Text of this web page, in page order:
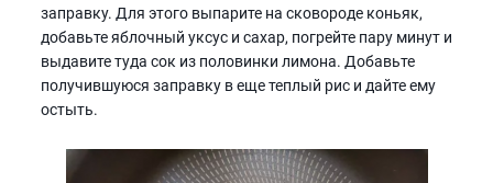
заправку. Для этого выпарите на сковороде коньяк,
добавьте яблочный уксус и сахар, погрейте пару минут и
выдавите туда сок из половинки лимона. Добавьте
получившуюся заправку в еще теплый рис и дайте ему
остыть.